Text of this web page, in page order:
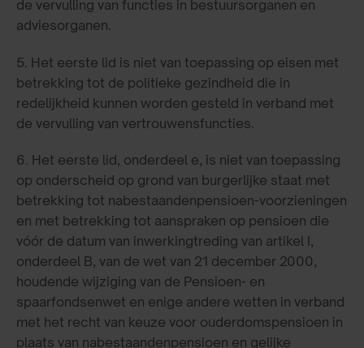
de vervulling van functies in bestuursorganen en
adviesorganen.
5. Het eerste lid is niet van toepassing op eisen met
betrekking tot de politieke gezindheid die in
redelijkheid kunnen worden gesteld in verband met
de vervulling van vertrouwensfuncties.
6. Het eerste lid, onderdeel e, is niet van toepassing
op onderscheid op grond van burgerlijke staat met
betrekking tot nabestaandenpensioen-voorzieningen
en met betrekking tot aanspraken op pensioen die
vóór de datum van inwerkingtreding van artikel I,
onderdeel B, van de wet van 21 december 2000,
houdende wijziging van de Pensioen- en
spaarfondsenwet en enige andere wetten in verband
met het recht van keuze voor ouderdomspensioen in
plaats van nabestaandenpensioen en gelijke